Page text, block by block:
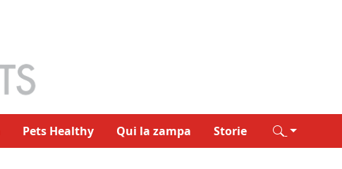
Pets Healthy Qui la zampa Storie